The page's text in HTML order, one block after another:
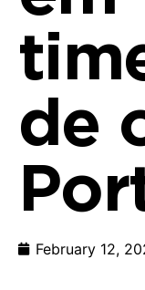
de
February 12,